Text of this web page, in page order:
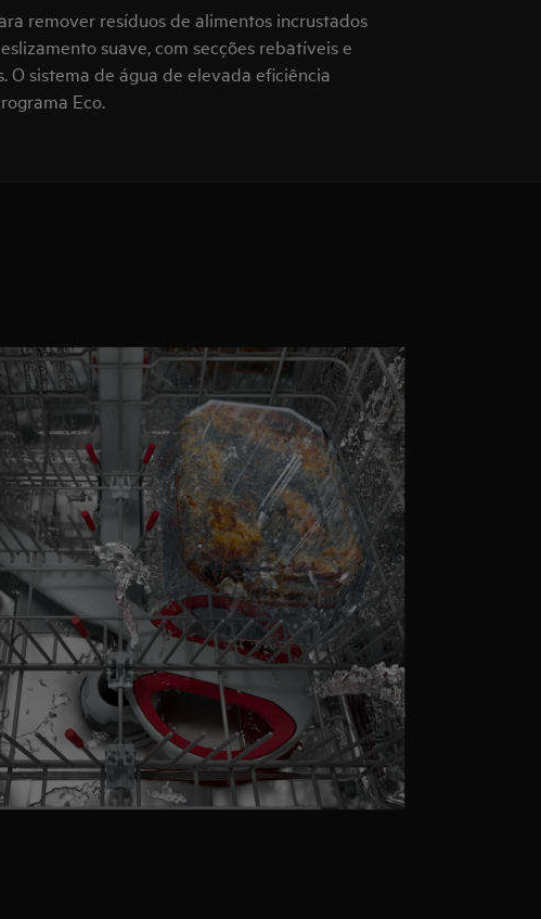
remover resíduos de alimentos incrustados
suave, com secções rebatíveis e
O sistema de água de elevada eficiência
Eco.